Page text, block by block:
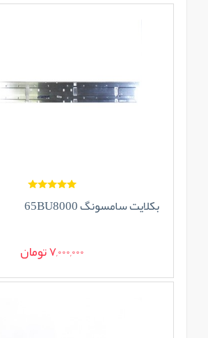
بکلایت سامسونگ 65BU8000
7,000,000 تومان